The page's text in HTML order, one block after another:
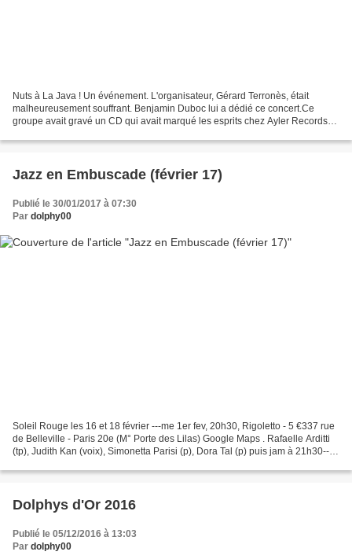
Nuts à La Java ! Un événement. L'organisateur, Gérard Terronès, était
malheureusement souffrant. Benjamin Duboc lui a dédié ce concert.Ce
groupe avait gravé un CD qui avait marqué les esprits chez Ayler Records
Jazz en Embuscade (février 17)
Publié le 30/01/2017 à 07:30
Par dolphy00
Soleil Rouge les 16 et 18 février ---me 1er fev, 20h30, Rigoletto - 5 €337 rue
de Belleville - Paris 20e (M° Porte des Lilas) Google Maps . Rafaelle Arditti
(tp), Judith Kan (voix), Simonetta Parisi (p), Dora Tal (p) puis jam à 21h30---
Dolphys d'Or 2016
Publié le 05/12/2016 à 13:03
Par dolphy00